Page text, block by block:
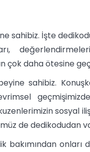
sahibiz. İşte
çok daha ötesine
sahibiz.
sosyal
de dedikodudan
bakımından